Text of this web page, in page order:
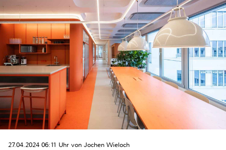
27.04.2024 06:11 Uhr von Jochen Wieloch